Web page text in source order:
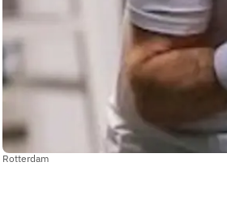
Rotterdam